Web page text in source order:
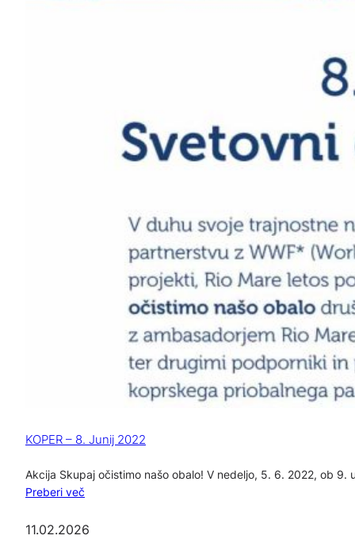
KOPER – 8. Junij 2022
Akcija Skupaj očistimo našo obalo! V nedeljo, 5. 6. 2022, ob
Preberi več
11.02.2026